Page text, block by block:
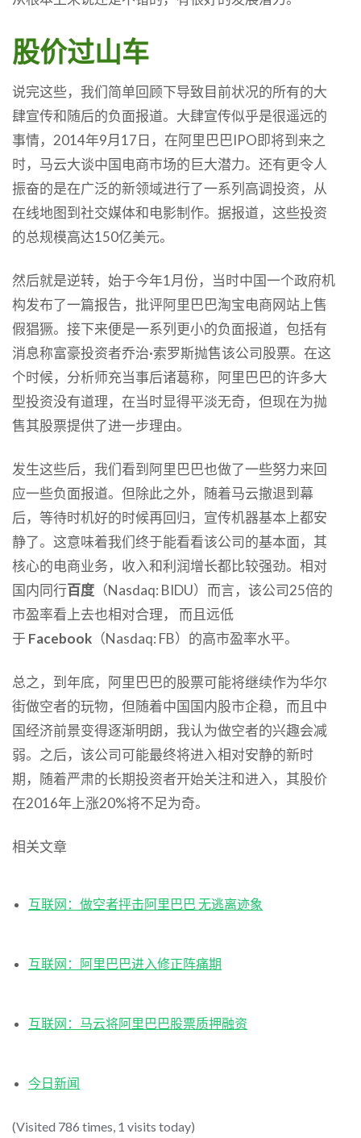
股价过山车
说完这些，我们简单回顾下导致目前状况的所有的大
肆宣传和随后的负面报道。大肆宣传似乎是很遥远的
事情，2014年9月17日，在阿里巴巴IPO即将到来之
时，马云大谈中国电商市场的巨大潜力。还有更令人
振奋的是在广泛的新领域进行了一系列高调投资，从
在线地图到社交媒体和电影制作。据报道，这些投资
的总规模高达150亿美元。
然后就是逆转，始于今年1月份，当时中国一个政府机
构发布了一篇报告，批评阿里巴巴淘宝电商网站上售
假猖獗。接下来便是一系列更小的负面报道，包括有
消息称富豪投资者乔治·索罗斯抛售该公司股票。在这
个时候，分析师充当事后诸葛称，阿里巴巴的许多大
型投资没有道理，在当时显得平淡无奇，但现在为抛
售其股票提供了进一步理由。
发生这些后，我们看到阿里巴巴也做了一些努力来回
应一些负面报道。但除此之外，随着马云撤退到幕
后，等待时机好的时候再回归，宣传机器基本上都安
静了。这意味着我们终于能看看该公司的基本面，其
核心的电商业务，收入和利润增长都比较强劲。相对
国内同行百度 （Nasdaq: BIDU）而言，该公司25倍的
市盈率看上去也相对合理， 而且远低
于 Facebook （Nasdaq: FB）的高市盈率水平。
总之，到年底，阿里巴巴的股票可能将继续作为华尔
街做空者的玩物，但随着中国国内股市企稳，而且中
国经济前景变得逐渐明朗，我认为做空者的兴趣会减
弱。之后，该公司可能最终将进入相对安静的新时
期，随着严肃的长期投资者开始关注和进入，其股价
在2016年上涨20%将不足为奇。
相关文章
互联网：做空者抨击阿里巴巴 无逃离迹象
互联网：阿里巴巴进入修正阵痛期
互联网：马云将阿里巴巴股票质押融资
今日新闻
(Visited 786 times, 1 visits today)